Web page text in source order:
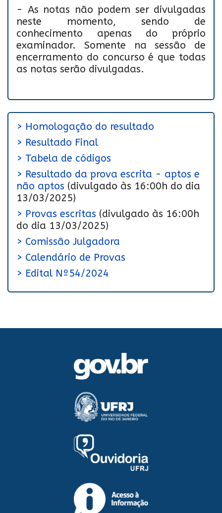
- As notas não podem ser divulgadas
neste momento, sendo de
conhecimento apenas do próprio
examinador. Somente na sessão de
encerramento do concurso é que todas
as notas serão divulgadas.
> Homologação do resultado
> Resultado Final
> Tabela de códigos
> Resultado da prova escrita - aptos e
não aptos (divulgado às 16:00h do dia
13/03/2025)
> Provas escritas (divulgado às 16:00h
do dia 13/03/2025)
> Comissão Julgadora
> Calendário de Provas
> Edital Nº54/2024